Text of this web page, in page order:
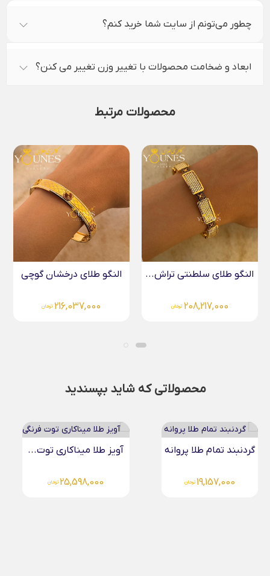
چطور می‌تونم از سایت شما خرید کنم؟
ابعاد و ضخامت محصولات با تغییر وزن تغییر می کنن؟
محصولات مرتبط
النگو طلای درخشان گوچی
216,037,000 تومان
النگو طلا تراش دار...
155,197,000 تومان
محصولاتی که شاید بپسندید
آویز طلا میناکاری توت...
25,598,000
دستبند طلا کارتیر درشت
40,346,000